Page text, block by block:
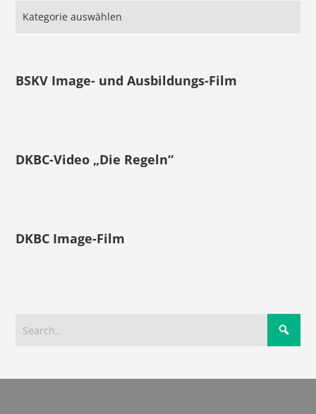
BSKV Image- und Ausbildungs-Film
DKBC-Video „Die Regeln“
DKBC Image-Film